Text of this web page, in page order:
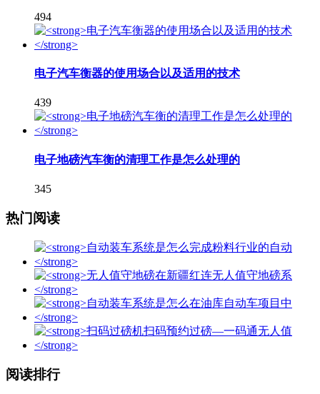
494
电子汽车衡器的使用场合以及适用的技术
439
电子地磅汽车衡的清理工作是怎么处理的
345
热门阅读
阅读排行